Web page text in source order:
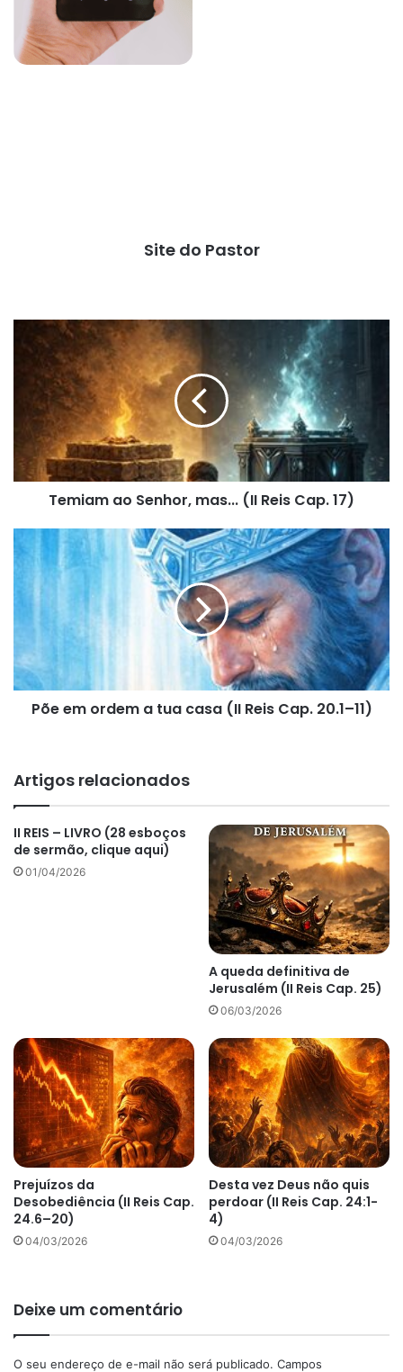
Site do Pastor
Temiam
Senhor,
Reis
Cap.
17)
Temiam ao Senhor, mas... (II Reis Cap. 17)
em
Reis
Cap.
20.1–Põe em ordem a tua casa (II Reis Cap. 20.1–11)
Artigos relacionados
II REIS – LIVRO (28 esboços
de sermão, clique aqui)
01/04/2026
A queda definitiva de
Jerusalém (II Reis Cap. 25)
06/03/2026
Prejuízos da
Desobediência (II Reis Cap.
24.6–20)
04/03/2026
Desta vez Deus não quis
perdoar (II Reis Cap. 24:1-
4)
04/03/2026
Deixe um comentário
O seu endereço de e-mail não será publicado. Campos